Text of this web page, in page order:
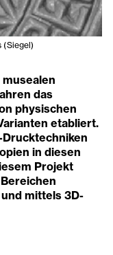
(Siegel)
das
physischen
etabliert.
in diesen
Projekt
mittels 3D-